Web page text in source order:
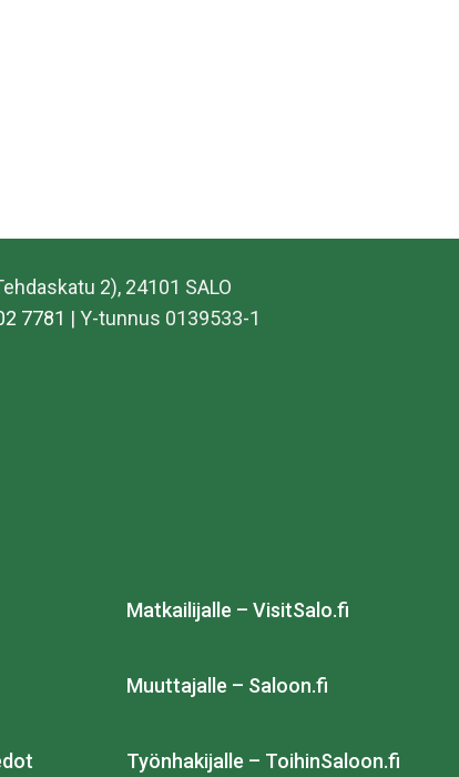
2), 24101 SALO
7781 | Y-tunnus 0139533-1
Matkailijalle – VisitSalo.fi
Muuttajalle – Saloon.fi
Työnhakijalle – ToihinSaloon.fi